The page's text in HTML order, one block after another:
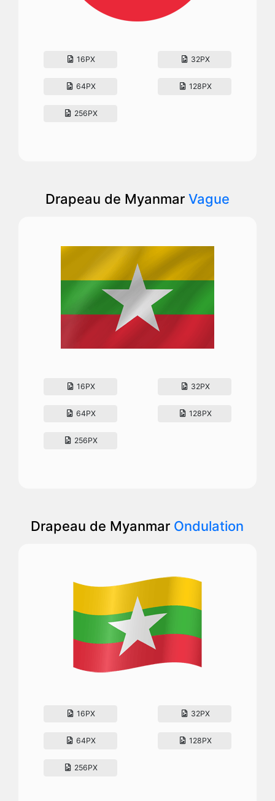
16PX 32PX
64PX 128PX
256PX
Drapeau de Myanmar Vague
16PX 32PX
64PX 128PX
256PX
Drapeau de Myanmar Ondulation
16PX 32PX
64PX 128PX
256PX